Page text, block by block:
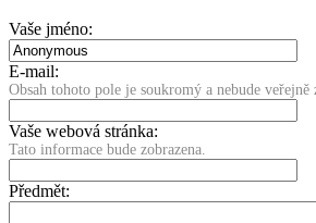
Vaše jméno:
E-mail:
Obsah tohoto pole je soukromý a nebude veřejně
Vaše webová stránka:
Tato informace bude zobrazena.
Předmět: